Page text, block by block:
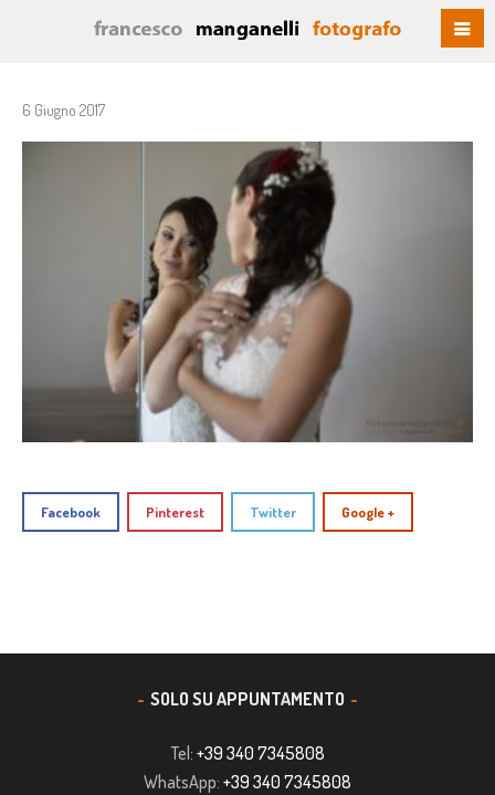
6 Giugno 2017
Facebook Pinterest Twitter Google +
SOLO SU APPUNTAMENTO
Tel: +39 340 7345808
WhatsApp: +39 340 7345808